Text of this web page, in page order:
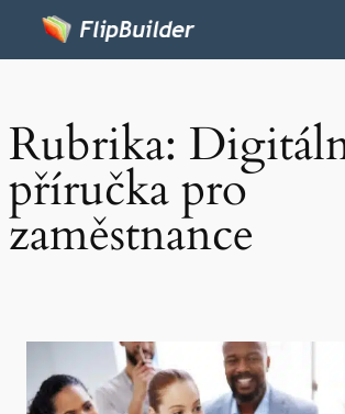
Rubrika:
příručka pro
zaměstnance